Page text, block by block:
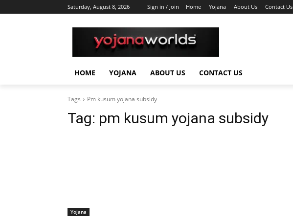
Saturday, August 8, 2026 Sign in / Join Home Yojana About Us Contact Us
HOME YOJANA ABOUT US CONTACT US
Tags Pm kusum yojana subsidy
Tag: pm kusum yojana subsidy
Yojana